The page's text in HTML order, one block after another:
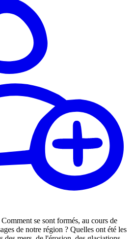
Comment se sont formés, au cours de
de notre région ? Quelles ont été les